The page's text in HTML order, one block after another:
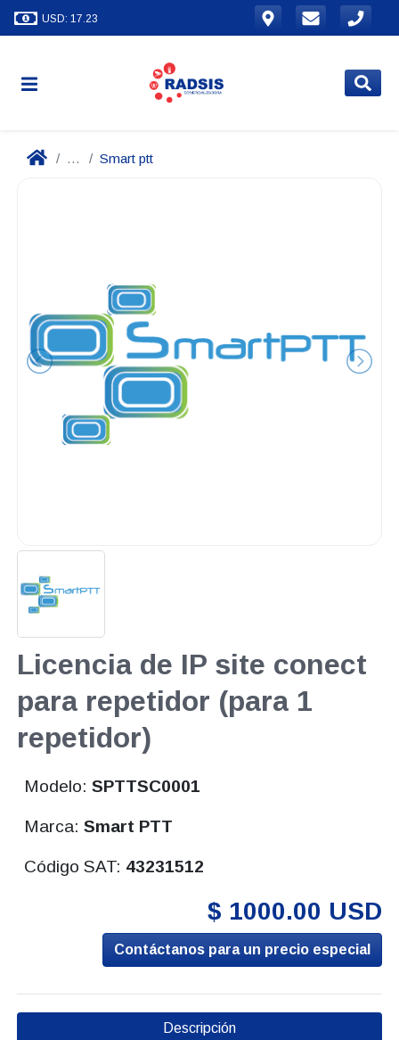
USD: 17.23
... Smart ptt
Licencia de IP site conect
para repetidor (para 1
repetidor)
Modelo:SPTTSC0001
Marca:Smart PTT
Código SAT: 43231512
$ 1000.00 USD
Contáctanos para un precio especial
Descripción